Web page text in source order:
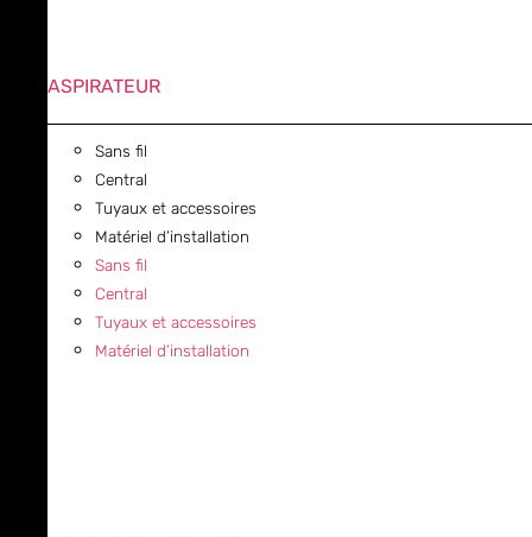
ASPIRATEUR
Sans fil
Central
Tuyaux et accessoires
Matériel d’installation
Sans fil
Central
Tuyaux et accessoires
Matériel d’installation